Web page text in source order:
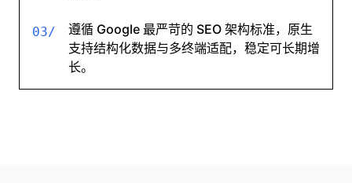
03/
遵循 Google 最严苛的 SEO 架构标准，原生
支持结构化数据与多终端适配，稳定可长期增
长。